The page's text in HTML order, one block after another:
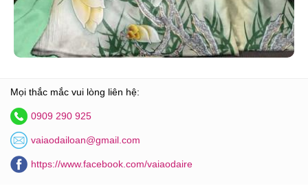
Mọi thắc mắc vui lòng liên hệ:
0909 290 925
vaiaodailoan@gmail.com
https://www.facebook.com/vaiaodaire